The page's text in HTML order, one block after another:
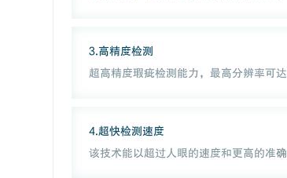
3.高精度检测
超高精度瑕疵检测能力，最高分辨率可
4.超快检测速度
该技术能以超过人眼的速度和更高的准